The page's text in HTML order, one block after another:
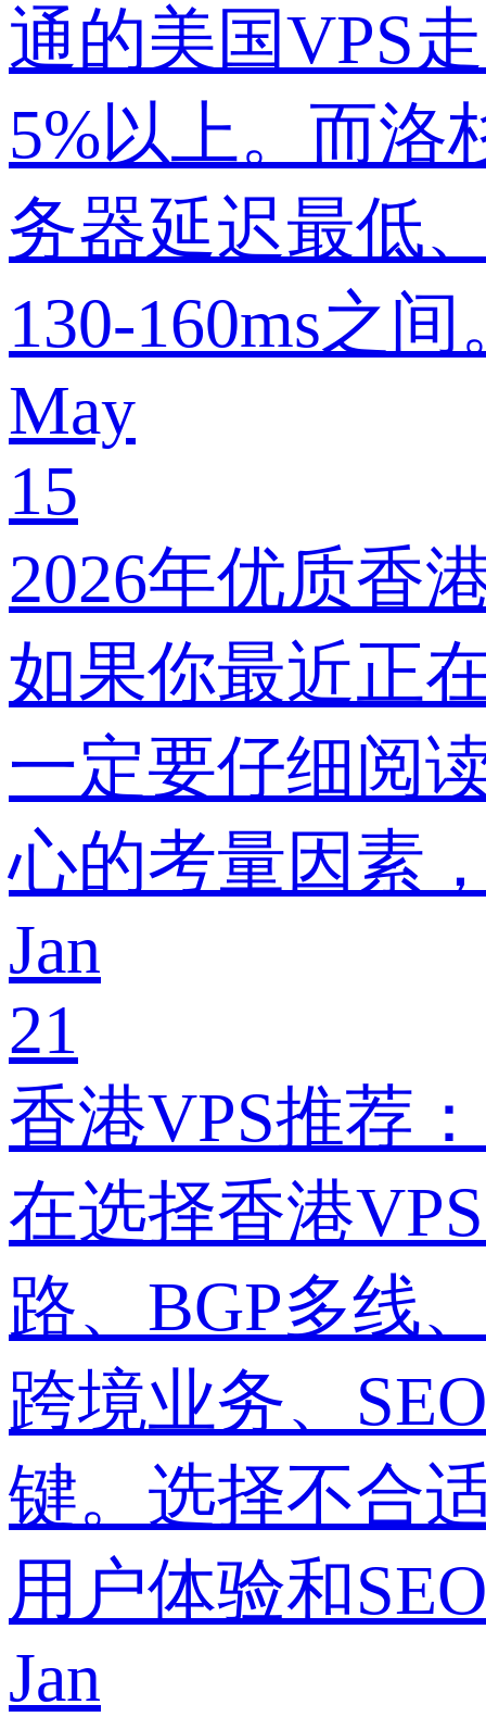
通的美国VPS
5%以上。而洛
务器延迟最低
130-160ms之间
May
15
2026年优质香
如果你最近正
一定要仔细阅
心的考量因素
Jan
21
香港VPS推荐
在选择香港
路、BGP多线
跨境业务、
键。选择不合
用户体验和
Jan